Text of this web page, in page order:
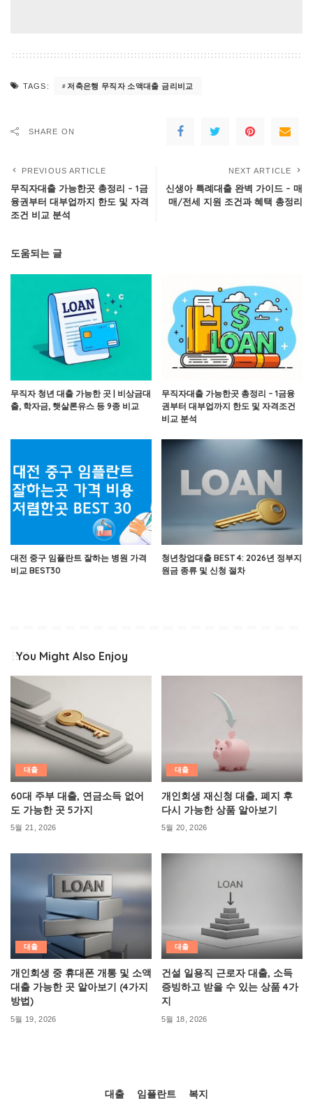
TAGS: 저축은행 무직자 소액대출 금리비교
SHARE ON
PREVIOUS ARTICLE
무직자대출 가능한곳 총정리 – 1금
융권부터 대부업까지 한도 및 자격
조건 비교 분석
NEXT ARTICLE
신생아 특례대출 완벽 가이드 – 매
매/전세 지원 조건과 혜택 총정리
도움되는 글
무직자 청년 대출 가능한 곳 | 비상금대
출, 학자금, 햇살론유스 등 9종 비교
무직자대출 가능한곳 총정리 – 1금융
권부터 대부업까지 한도 및 자격조건
비교 분석
대전 중구 임플란트 잘하는 병원 가격
비교 BEST30
청년창업대출 BEST 4: 2026년 정부지
원금 종류 및 신청 절차
You Might Also Enjoy
대출
60대 주부 대출, 연금소득 없어
도 가능한 곳 5가지
5월 21, 2026
대출
개인회생 재신청 대출, 폐지 후
다시 가능한 상품 알아보기
5월 20, 2026
대출
개인회생 중 휴대폰 개통 및 소액
대출 가능한 곳 알아보기 (4가지
방법)
5월 19, 2026
대출
건설 일용직 근로자 대출, 소득
증빙하고 받을 수 있는 상품 4가
지
5월 18, 2026
대출 임플란트 복지